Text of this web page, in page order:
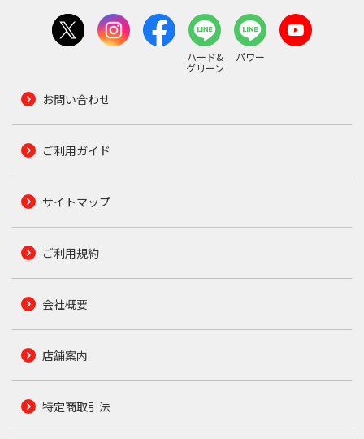
ハード&
グリーン
パワー
お問い合わせ
ご利用ガイド
サイトマップ
ご利用規約
会社概要
店舗案内
特定商取引法